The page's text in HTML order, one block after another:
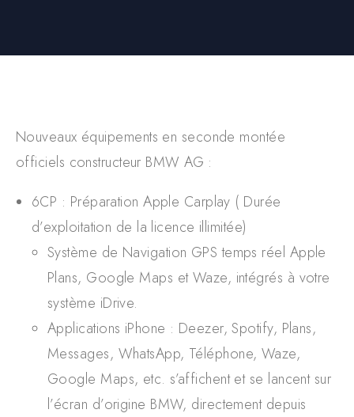
Nouveaux équipements en seconde montée
officiels constructeur BMW AG :
6CP : Préparation Apple Carplay ( Durée
d’exploitation de la licence illimitée)
Système de Navigation GPS temps réel Apple
Plans, Google Maps et Waze, intégrés à votre
système iDrive.
Applications iPhone : Deezer, Spotify, Plans,
Messages, WhatsApp, Téléphone, Waze,
Google Maps, etc. s’affichent et se lancent sur
l’écran d’origine BMW, directement depuis